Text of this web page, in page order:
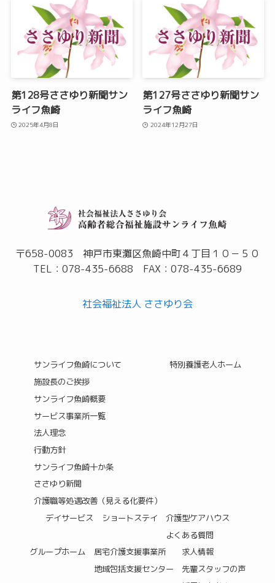
第128号ささゆり新聞サン
ライフ魚崎
2025年4月8日
第127号ささゆり新聞サン
ライフ魚崎
2024年12月27日
〒658-0083 神戸市東灘区魚崎中町４丁目１０－５０
TEL：078-435-6688 FAX：078-435-6689
社会福祉法人 ささゆり会
サンライフ魚崎について
施設長のご挨拶
サンライフ魚崎概要
サービス事業所一覧
法人理念
行動方針
サンライフ魚崎十か条
ささゆり新聞
介護職等処遇改善（見える化要件）
特別養護老人ホーム
デイサービス ショートステイ
介護型ケアハウス
よくある質問
グループホーム
居宅介護支援事業所
地域包括支援センター
求人情報
先輩スタッフの声